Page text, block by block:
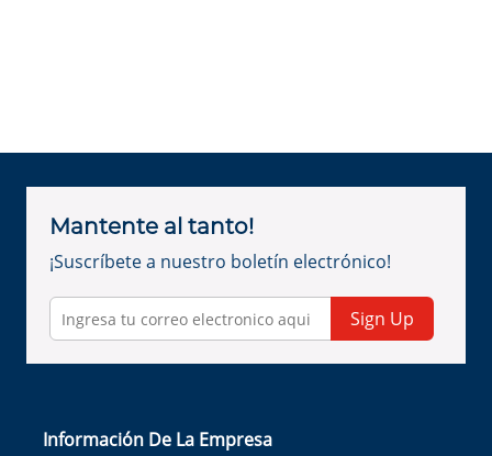
Mantente al tanto!
¡Suscríbete a nuestro boletín electrónico!
Sign Up
Información De La Empresa